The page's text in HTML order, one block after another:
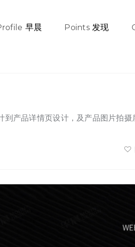
早晨 Points 发现
产品详情页设计，及产品图片拍